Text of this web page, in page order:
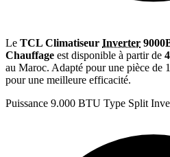
Le TCL Climatiseur Inverter
Chauffage est disponible à partir de
au Maroc. Adapté pour une pièce de
pour une meilleure efficacité.
Puissance 9.000 BTU Type Split